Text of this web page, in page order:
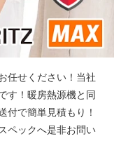
任せください！当社
す！暖房熱源機と同
付で簡単見積もり！
ペックへ是非お問い